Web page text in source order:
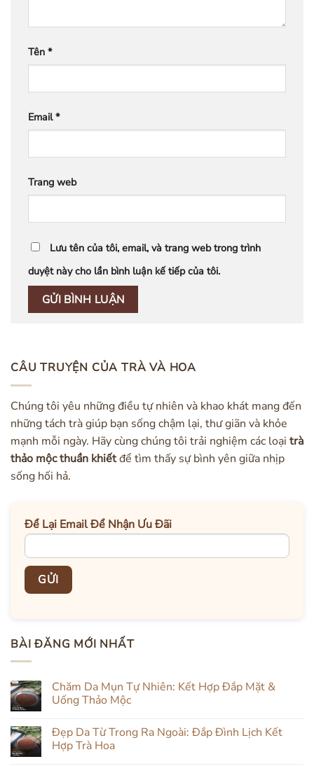
Tên *
Email*
Trang web
Lưu tên của tôi, email, và trang web trong trình
duyệt này cho lần bình luận kế tiếp của tôi.
CÂU TRUYỆN CỦA TRÀ VÀ HOA
Chúng tôi yêu những điều tự nhiên và khao khát mang đến
những tách trà giúp bạn sống chậm lại, thư giãn và khỏe
mạnh mỗi ngày. Hãy cùng chúng tôi trải nghiệm các loại trà
thảo mộc thuần khiếtđể tìm thấy sự bình yên giữa nhịp
sống hối hả.
Để Lại Email Để Nhận Ưu Đãi
BÀI ĐĂNG MỚI NHẤT
Chăm Da Mụn Tự Nhiên: Kết Hợp Đắp Mặt &
Uống Thảo Mộc
bình
luận
ở
Đẹp Da Từ Trong Ra Ngoài: Đắp Đình Lịch Kết
Hợp Trà Hoa